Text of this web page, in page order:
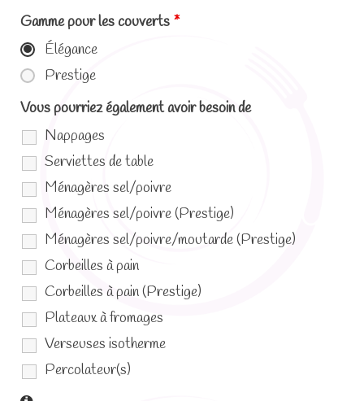
Gamme pour les couverts *
Élégance
Prestige
Vous pourriez également avoir besoin de
Nappages
Serviettes de table
Ménagères sel/poivre
Ménagères sel/poivre (Prestige)
Ménagères sel/poivre/moutarde (Prestige)
Corbeilles à pain
Corbeilles à pain (Prestige)
Plateaux à fromages
Verseuses isotherme
Percolateur(s)